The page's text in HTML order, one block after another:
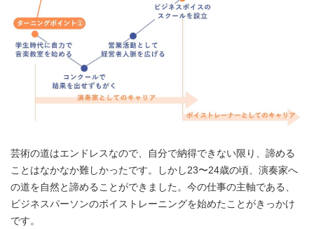
芸術の道はエンドレスなので、自分で納得できない限り、諦める
ことはなかなか難しかったです。しかし23〜24歳の頃、演奏家へ
の道を自然と諦めることができました。今の仕事の主軸である、
ビジネスパーソンのボイストレーニングを始めたことがきっかけ
です。